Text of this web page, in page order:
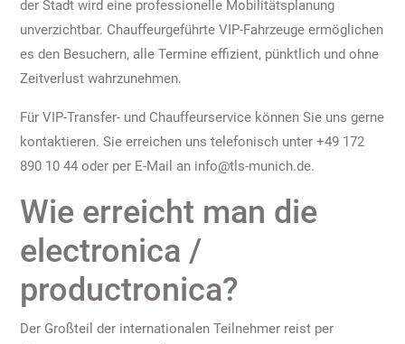
der Stadt wird eine professionelle Mobilitätsplanung
unverzichtbar. Chauffeurgeführte VIP-Fahrzeuge ermöglichen
es den Besuchern, alle Termine effizient, pünktlich und ohne
Zeitverlust wahrzunehmen.
Für VIP-Transfer- und Chauffeurservice können Sie uns gerne
kontaktieren. Sie erreichen uns telefonisch unter +49 172
890 10 44 oder per E-Mail an info@tls-munich.de.
Wie erreicht man die
electronica /
productronica?
Der Großteil der internationalen Teilnehmer reist per